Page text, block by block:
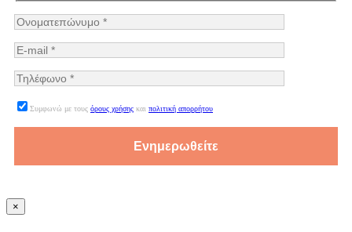
Συμφωνώ με τους όρους χρήσης και πολιτική απορρήτου
×